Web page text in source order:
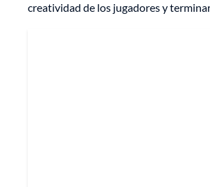
creatividad de los jugadores y